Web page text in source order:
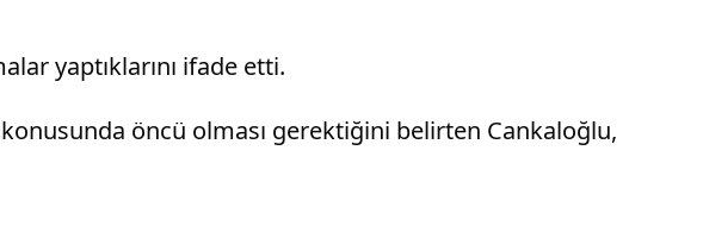
yaptıklarını ifade etti.
öncü olması gerektiğini belirten Cankaloğlu,